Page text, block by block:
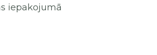
iepakojumā